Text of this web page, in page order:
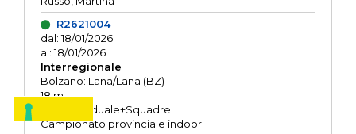
R2621004
dal: 18/01/2026
al: 18/01/2026
Interregionale
Bolzano: Lana/Lana (BZ)
18 m
O.R. Individuale+Squadre
Campionato provinciale indoor